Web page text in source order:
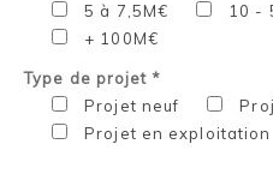
5 à 7,5M€
10 -
+ 100M€
Type de projet *
Projet neuf
Projet en exploitation